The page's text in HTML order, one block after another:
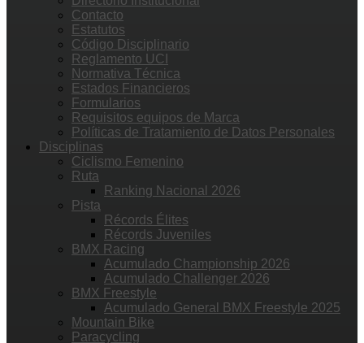
Contacto
Estatutos
Código Disciplinario
Reglamento UCI
Normativa Técnica
Estados Financieros
Formularios
Requisitos equipos de Marca
Políticas de Tratamiento de Datos Personales
Disciplinas
Ciclismo Femenino
Ruta
Ranking Nacional 2026
Pista
Récords Élites
Récords Juveniles
BMX Racing
Acumulado Championship 2026
Acumulado Challenger 2026
BMX Freestyle
Acumulado General BMX Freestyle 2025
Mountain Bike
Paracycling